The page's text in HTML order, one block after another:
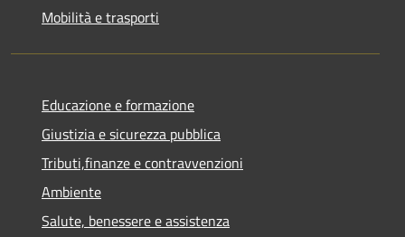
Mobilità e trasporti
Educazione e formazione
Giustizia e sicurezza pubblica
Tributi,finanze e contravvenzioni
Ambiente
Salute, benessere e assistenza